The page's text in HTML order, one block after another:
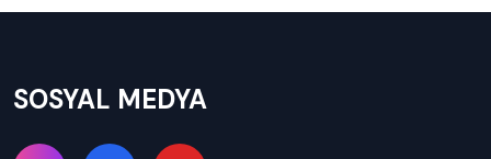
SOSYAL MEDYA